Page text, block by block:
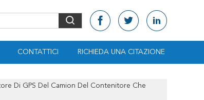
CONTATTICI RICHIEDA UNA CITAZIONE
Di GPS Del Camion Del Contenitore Che